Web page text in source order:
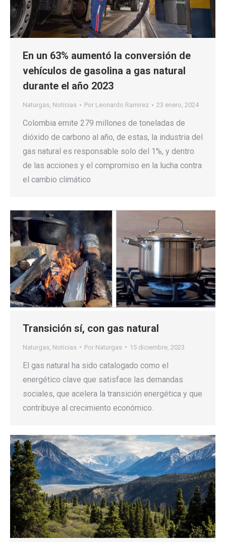
En un 63% aumentó la conversión de
vehículos de gasolina a gas natural
durante el año 2023
Naturgas, Noticias Por Leonardo Ramirez 23 enero, 2024
Colombia emite 279 millones de toneladas de
dióxido de carbono al año, de estas, la industria del
gas natural es responsable solo del 1%, y dentro
de las acciones y el compromiso en la lucha contra
el cambio climático
Transición sí, con gas natural
Naturgas Noticias Por Naturgas 15 diciembre, 2023
El gas natural ha sido catalogado como el
energético clave que satisface las demandas
sociales, que acelera la transición energética y que
contribuye al crecimiento económico.